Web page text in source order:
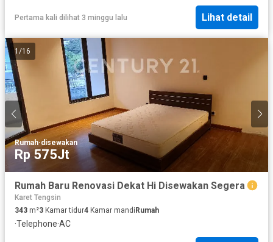
Pertama kali dilihat 3 minggu lalu Lihat detail
1 /16
Rumah·disewakan
Rp 575Jt
Rumah Baru Renovasi Dekat Hi Disewakan Segera
Karet Tengsin
343 m²3 Kamar tidur4 Kamar mandi Rumah
·Telephone·AC